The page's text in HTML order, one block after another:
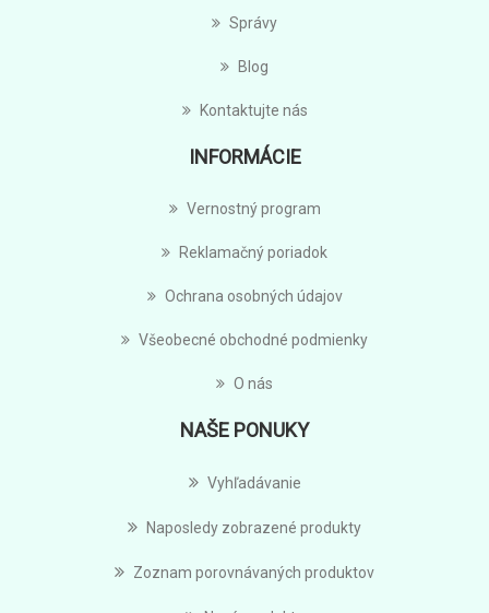
Správy
Blog
Kontaktujte nás
INFORMÁCIE
Vernostný program
Reklamačný poriadok
Ochrana osobných údajov
Všeobecné obchodné podmienky
O nás
NAŠE PONUKY
Vyhľadávanie
Naposledy zobrazené produkty
Zoznam porovnávaných produktov